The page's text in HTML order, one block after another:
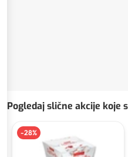
Pogledaj slične akcije koje
-28%